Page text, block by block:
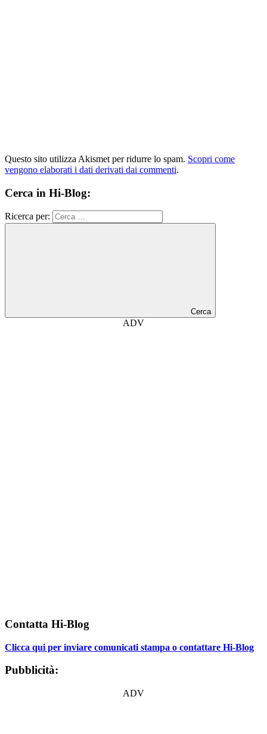
Questo sito utilizza Akismet per ridurre lo spam. Scopri come
vengono elaborati i dati derivati dai commenti.
Cerca in Hi-Blog:
Ricerca per:
Cerca
ADV
Contatta Hi-Blog
Clicca qui per inviare comunicati stampa o contattare Hi-Blog
Pubblicità:
ADV